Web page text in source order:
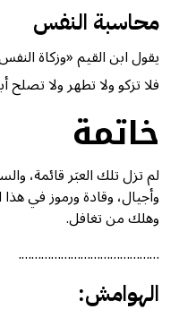
محاسبة النفس
يقول ابن القيم «وزكاة
فلا تزكو ولا تطهر ولا تصلح
خاتمة
لم تزل تلك العبَر قائمة،
وأجيال، وقادة ورموز في
وهلك من تغافل.
…………………………………….
الهوامش: